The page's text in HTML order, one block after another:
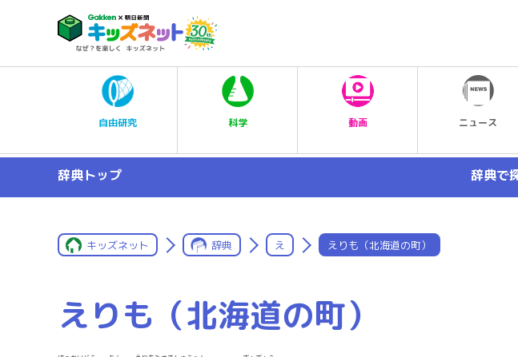
自由研究 科学 動画 ニュース
辞典トップ 辞典で
キッズネット 辞典 え えりも（北海道の町）
えりも（北海道の町）